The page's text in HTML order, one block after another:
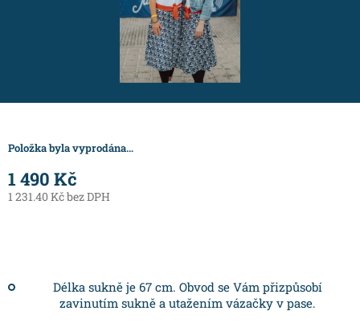
Položka byla vyprodána…
1 490 Kč
1 231.40 Kč bez DPH
Délka sukně je 67 cm. Obvod se Vám přizpůsobí
zavinutím sukně a utažením vázačky v pase.